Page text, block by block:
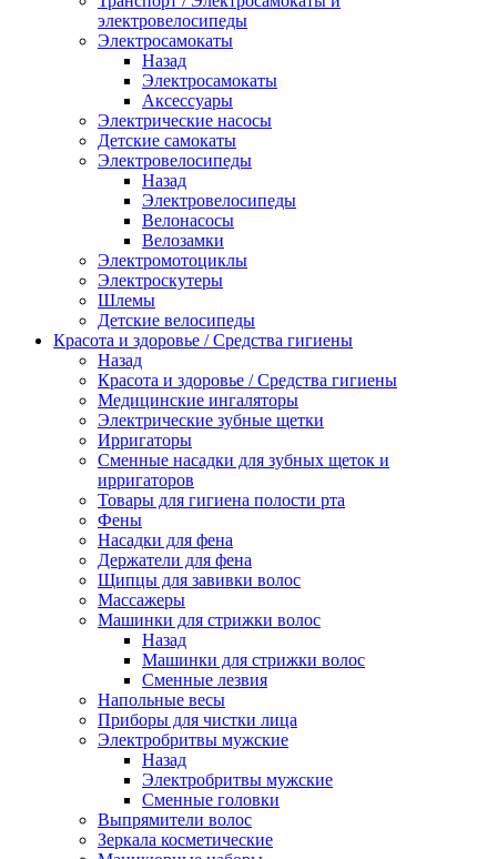
электровелосипеды
Электросамокаты
Назад
Электросамокаты
Аксессуары
Электрические насосы
Детские самокаты
Электровелосипеды
Назад
Электровелосипеды
Велонасосы
Велозамки
Электромотоциклы
Электроскутеры
Шлемы
Детские велосипеды
Красота и здоровье / Средства гигиены
Назад
Красота и здоровье / Средства гигиены
Медицинские ингаляторы
Электрические зубные щетки
Ирригаторы
Сменные насадки для зубных щеток и
ирригаторов
Товары для гигиена полости рта
Фены
Насадки для фена
Держатели для фена
Щипцы для завивки волос
Массажеры
Машинки для стрижки волос
Назад
Машинки для стрижки волос
Сменные лезвия
Напольные весы
Приборы для чистки лица
Электробритвы мужские
Назад
Электробритвы мужские
Сменные головки
Выпрямители волос
Зеркала косметические